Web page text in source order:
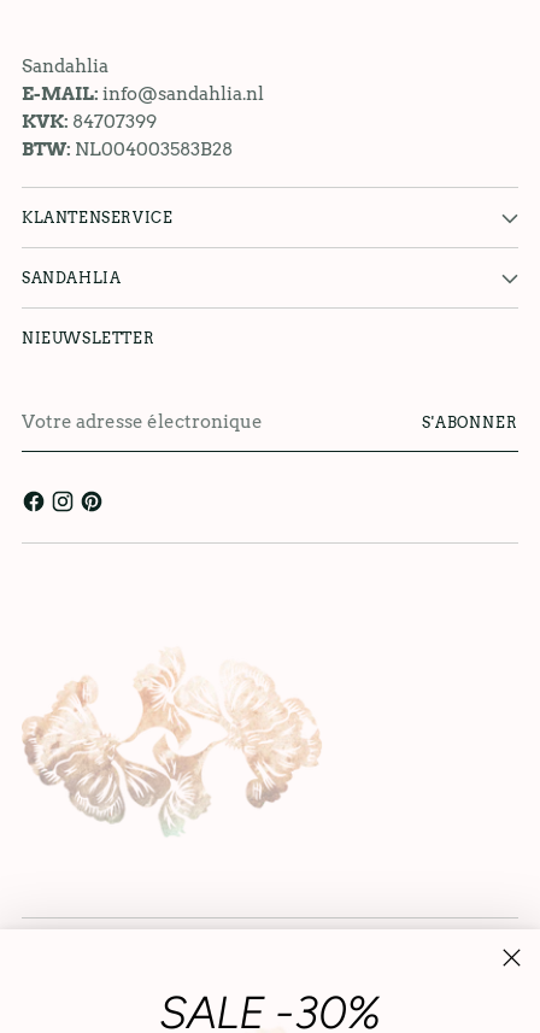
SALE -30%
Sandahlia
E-MAIL: info@sandahlia.nl
KVK: 84707399
BTW: NL004003583B28
KLANTENSERVICE
SANDAHLIA
NIEUWSLETTER
adresse
S'ABONNER